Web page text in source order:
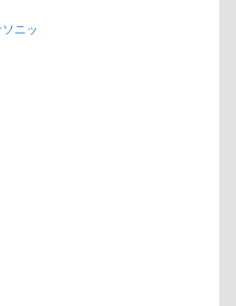
ニッ